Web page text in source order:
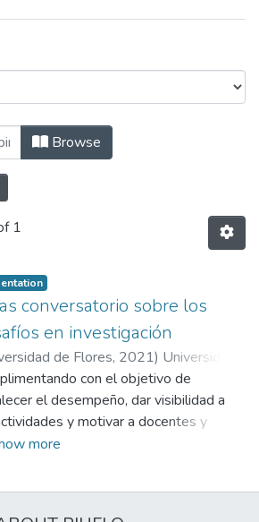
de Psicología y
Browse
1
conversatorio sobre los
en investigación
de Flores, 2021) Universidad
Facultad de Psicología y Ciencias
;Universidad de Flores. Secretaría
;Del Col, Fabiana Alejandra
Silvana;Jiménez, María Victoria
con el objetivo de
el desempeño, dar visibilidad a
y motivar a docentes y
a acercarse a las
more